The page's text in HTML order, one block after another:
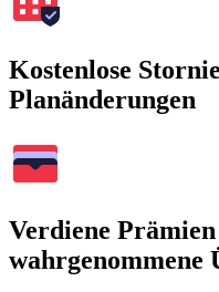
Kostenlose
Planänderungen
Verdiene
wahrgenommene